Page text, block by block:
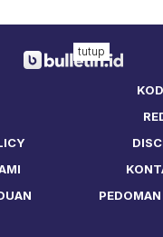
tutup